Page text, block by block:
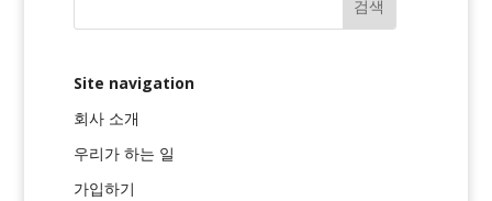
Site navigation
회사 소개
우리가 하는 일
가입하기